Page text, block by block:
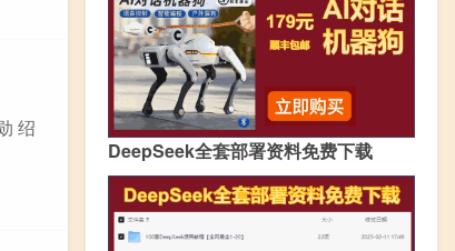
绍
DeepSeek全套部署资料免费下载